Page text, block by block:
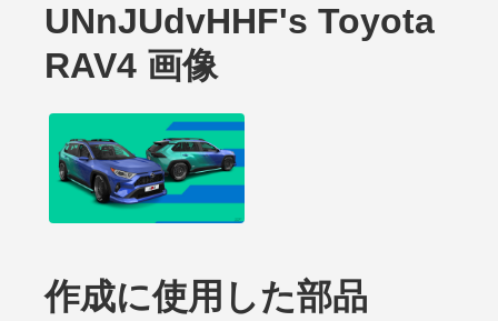
UNnJUdvHHF's Toyota
RAV4 画像
作成に使用した部品